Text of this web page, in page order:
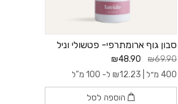
סבון גוף ארומתרפי- פטשולי וניל
₪69.90
₪48.90
400 מ״ל |
₪12.23 ל- 100 מ"ל
הוספה לסל